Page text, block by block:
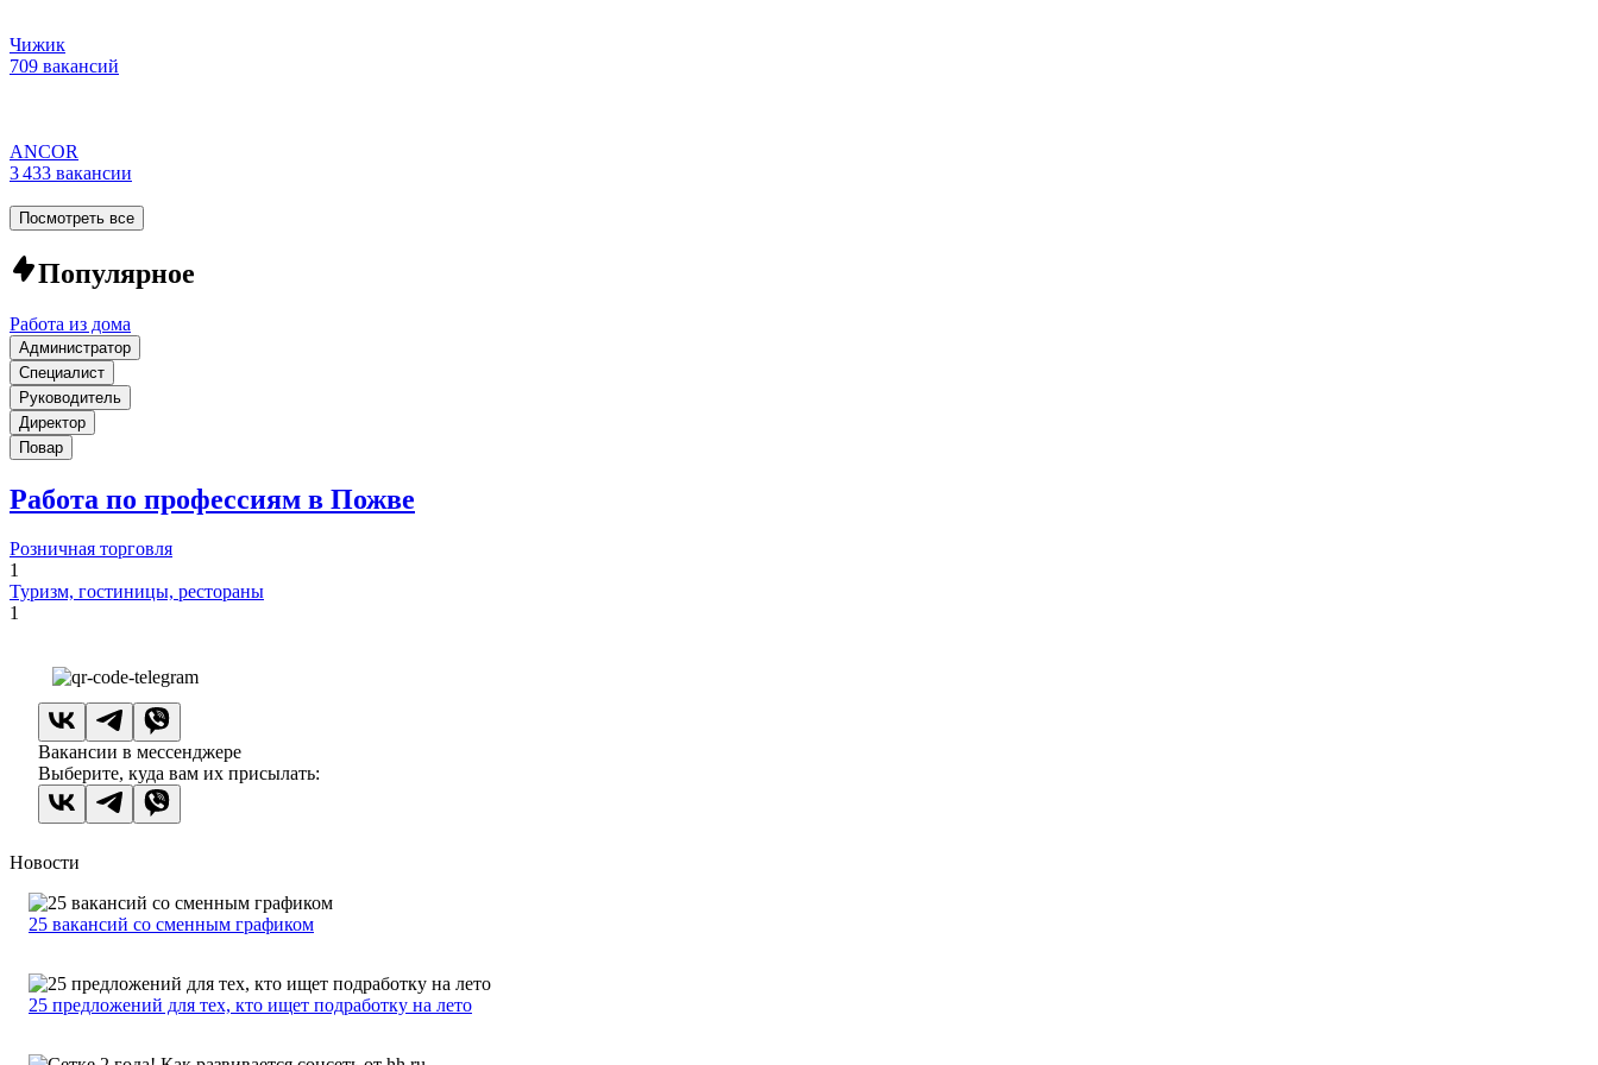
Чижик
709 вакансий
ANCOR
3 433 вакансии
Посмотреть все
Популярное
Работа из дома
Администратор
Специалист
Руководитель
Директор
Повар
Работа по профессиям в Пожве
Розничная торговля
1
Туризм, гостиницы, рестораны
1
Вакансии в мессенджере
Выберите, куда вам их присылать:
Новости
25 вакансий со сменным графиком
25 предложений для тех, кто ищет подработку на лето